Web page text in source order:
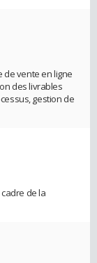
de vente en ligne
des livrables
gestion de
de la